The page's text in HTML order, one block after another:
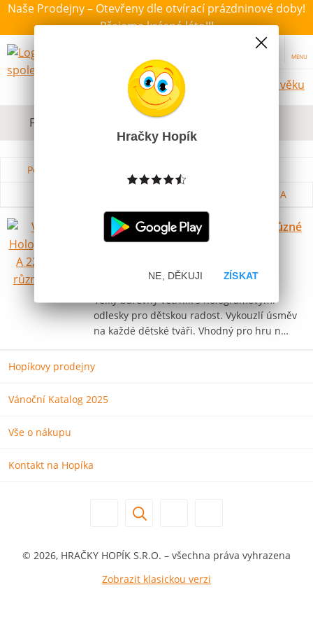
Naše Prodejny – Otevřeny dle otvírací prázdninové doby!
Přejeme krásné léto!!!
MENU
Hračky dle věku
Filtrovat dle dostupnosti, ceny, výrobce
Podle názvu od A do Z
Podle názvu od Z do A
Větrník Hologramový A 22x42cm různé
barvy
Velký barevný větrník s hologramovými
odlesky pro dětskou radost. Vykouzlí úsměv
na každé dětské tváři. Vhodný pro hru n…
Hopíkovy prodejny
Vánoční Katalog 2025
Vše o nákupu
Kontakt na Hopíka
© 2026, HRAČKY HOPÍK S.R.O. – všechna práva vyhrazena
Zobrazit klasickou verzi
Hračky Hopík
ZÍSKAT
NE, DĚKUJI